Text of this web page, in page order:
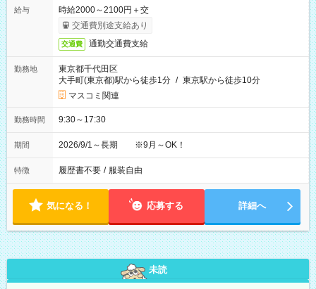
給与
時給2000～2100円＋交
交通費別途支給あり
交通費 通勤交通費支給
勤務地
東京都千代田区
大手町(東京都)駅から徒歩1分 / 東京駅から徒歩10分
マスコミ関連
勤務時間 9:30～17:30
期間 2026/9/1～長期 ※9月～OK！
特徴 履歴書不要 / 服装自由
気になる！ 応募する 詳細へ
未読